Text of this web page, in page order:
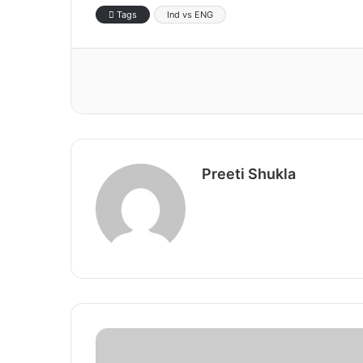
Tags Ind vs ENG
Preeti Shukla